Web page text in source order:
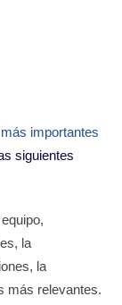
importantes
siguientes
la
la
más relevantes.